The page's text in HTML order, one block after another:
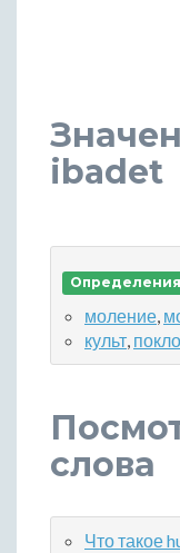
ibadet
моление,
культ,
слова
Что такое